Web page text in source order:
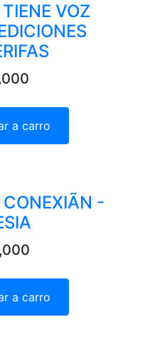
VOZ
a carro
-
a carro